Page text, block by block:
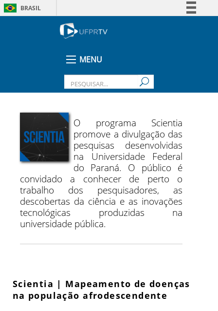
BRASIL
Legislação
MENU
O programa Scientia
promove a divulgação das
pesquisas desenvolvidas
na Universidade Federal
do Paraná. O público é
convidado a conhecer de perto o
trabalho dos pesquisadores, as
descobertas da ciência e as inovações
tecnológicas produzidas na
universidade pública.
Scientia | Mapeamento de doenças
na população afrodescendente